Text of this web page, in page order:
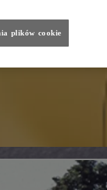
plików cookie